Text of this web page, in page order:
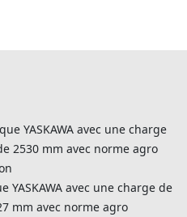
YASKAWA avec une charge
2530 mm avec norme agro
avec une charge de
mm avec norme agro